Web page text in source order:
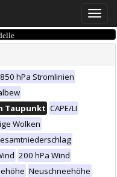
Toggle
850 hPa Stromlinien
Taupunkt CAPE/LI
Wolken
200 hPa Wind
Neuschneehöhe